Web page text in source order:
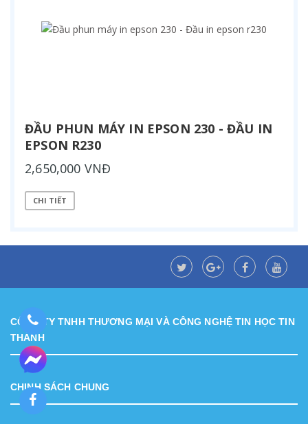
ĐẦU PHUN MÁY IN EPSON 230 - ĐẦU IN
EPSON R230
2,650,000 VNĐ
CHI TIẾT
CÔNG TY TNHH THƯƠNG MẠI VÀ CÔNG NGHỆ TIN HỌC TIN
THÀNH
CHINH SÁCH CHUNG